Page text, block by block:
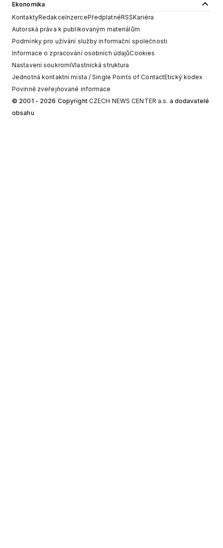
Ekonomika
KontaktyRedakceInzercePředplatnéRSSKariéra
Autorská práva k publikovaným materiálům
Podmínky pro užívání služby informační společnosti
Informace o zpracování osobních údajůCookies
Nastavení soukromíVlastnická struktura
Jednotná kontaktní místa / Single Points of ContactEtický kodex
Povinně zveřejňované informace
© 2001 - 2026 Copyright CZECH NEWS CENTER a.s. a dodavatelé
obsahu